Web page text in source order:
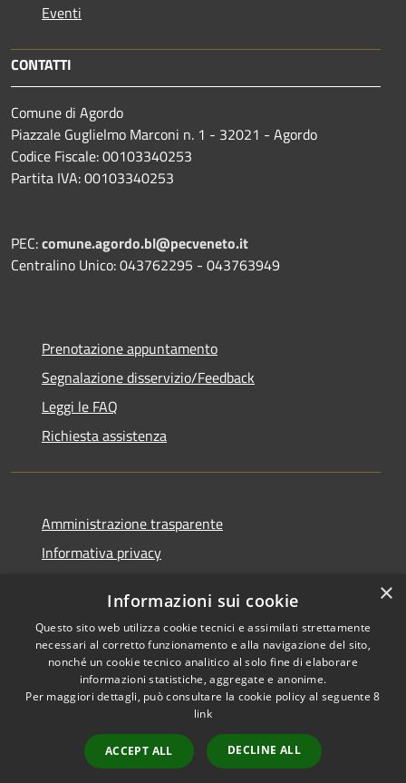
Eventi
CONTATTI
Comune di Agordo
Piazzale Guglielmo Marconi n. 1 - 32021 - Agordo
Codice Fiscale: 00103340253
Partita IVA: 00103340253
PEC:comune.agordo.bl@pecveneto.it
Centralino Unico: 043762295 - 043763949
Prenotazione appuntamento
Segnalazione disservizio/Feedback
Leggi le FAQ
Richiesta assistenza
Amministrazione trasparente
Informativa privacy
Dichiarazione di accessibilità
RSS
Copyright © 2026 • Comune di
Municipium •
redazione
×
Informazioni sui cookie
Questo sito web utilizza cookie tecnici e assimilati strettamente
necessari al corretto funzionamento e alla navigazione del sito,
nonché un cookie tecnico analitico al solo fine di elaborare
informazioni statistiche, aggregate e anonime.
Per maggiori dettagli, può consultare la cookie policy al seguente8
link
ACCEPT ALL DECLINE ALL